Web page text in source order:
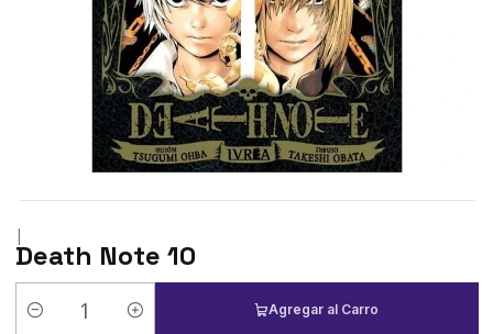
|
Death Note 10
Cantidad
Agregar al Carro